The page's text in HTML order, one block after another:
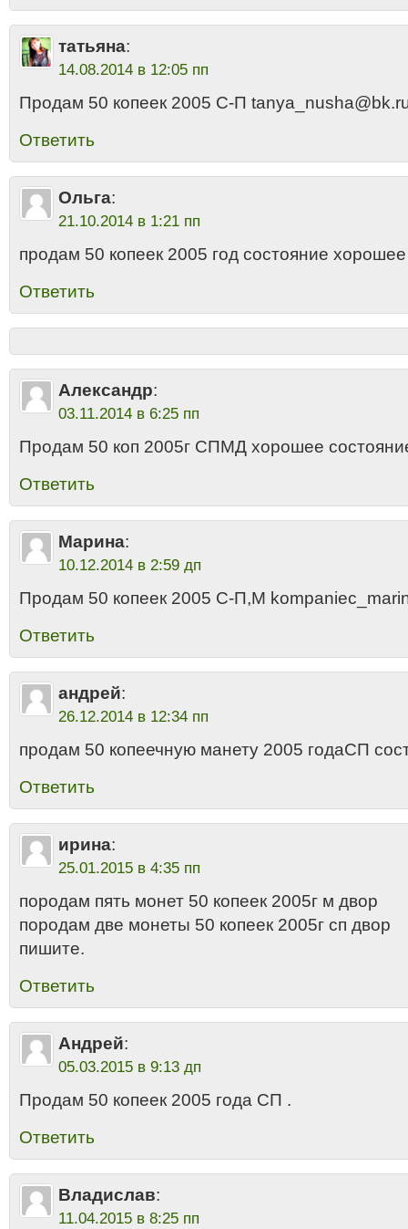
татьяна:
14.08.2014 в 12:05 пп
Продам 50 копеек 2005 С-П
Ответить
Ольга:
21.10.2014 в 1:21 пп
продам 50 копеек 2005 год состояние хорошее
Ответить
Александр:
03.11.2014 в 6:25 пп
Продам 50 коп 2005г СПМД хорошее
Ответить
Марина:
10.12.2014 в 2:59 дп
Продам 50 копеек 2005 С-П,М
Ответить
андрей:
26.12.2014 в 12:34 пп
продам 50 копеечную манету 2005 годаСП
Ответить
ирина:
25.01.2015 в 4:35 пп
породам пять монет 50 копеек 2005г м двор
породам две монеты 50 копеек 2005г сп двор
пишите.
Ответить
Андрей:
05.03.2015 в 9:13 дп
Продам 50 копеек 2005 года СП .
Ответить
Владислав:
11.04.2015 в 8:25 пп